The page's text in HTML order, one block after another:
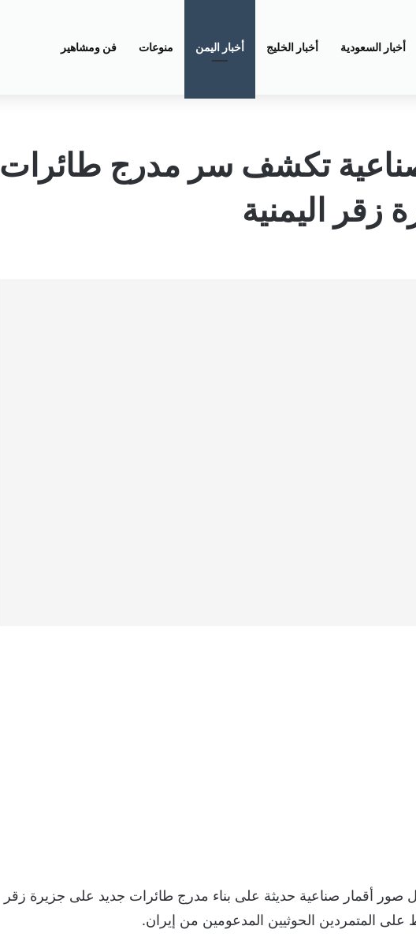
أخبار السعودية أخبار الخليج أخبار اليمن منوعات فن ومشاهير
تكشف سر مدرج طائرات
اليمنية
أقمار صناعية حديثة على بناء مدرج طائرات جديد على جزيرة زقر
على المتمردين الحوثيين المدعومين من إيران.